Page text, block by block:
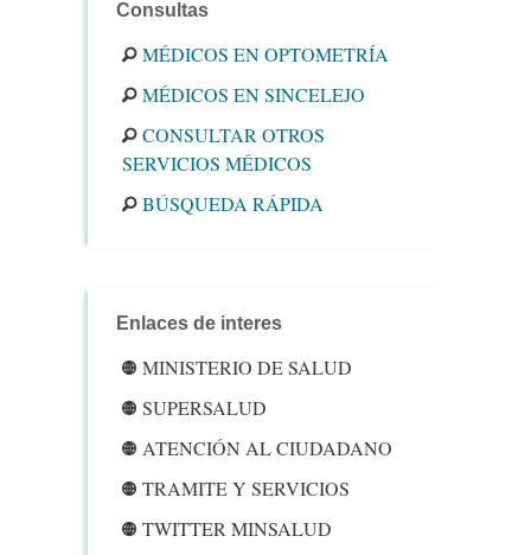
Consultas
MÉDICOS EN OPTOMETRÍA
MÉDICOS EN SINCELEJO
CONSULTAR OTROS
SERVICIOS MÉDICOS
BÚSQUEDA RÁPIDA
Enlaces de interes
MINISTERIO DE SALUD
SUPERSALUD
ATENCIÓN AL CIUDADANO
TRAMITE Y SERVICIOS
TWITTER MINSALUD